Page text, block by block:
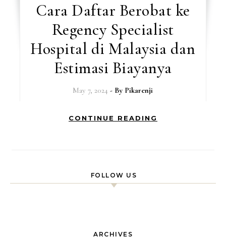
Cara Daftar Berobat ke
Regency Specialist
Hospital di Malaysia dan
Estimasi Biayanya
May 7, 2024 - By Pikarenji
CONTINUE READING
FOLLOW US
ARCHIVES